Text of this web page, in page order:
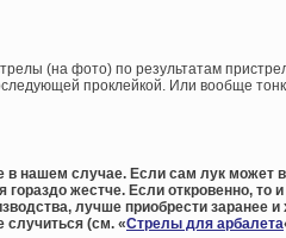
(на фото) по результатам
проклейкой. Или вообще
нашем случае. Если сам лук может
гораздо жестче. Если откровенно, то
лучше приобрести заранее и
случиться (см. «Стрелы для арбалета